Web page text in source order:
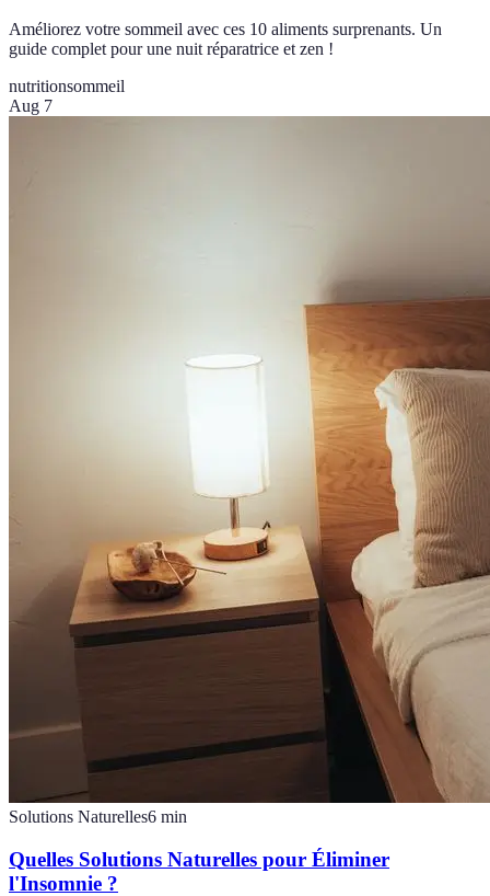
Améliorez votre sommeil avec ces 10 aliments surprenants. Un
guide complet pour une nuit réparatrice et zen !
nutritionsommeil
Aug 7
Solutions Naturelles6 min
Quelles Solutions Naturelles pour Éliminer
l'Insomnie ?